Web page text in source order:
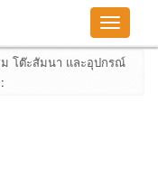
Toggle
โต๊ะสัมนา และอุปกรณ์